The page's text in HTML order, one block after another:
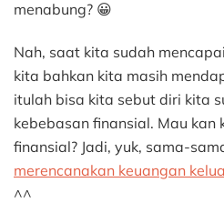
menabung? 😀
Nah, saat kita sudah
kita bahkan kita masih
itulah bisa kita sebut diri kita
kebebasan finansial. Mau kan
finansial? Jadi, yuk, sama-
merencanakan keuangan
^^